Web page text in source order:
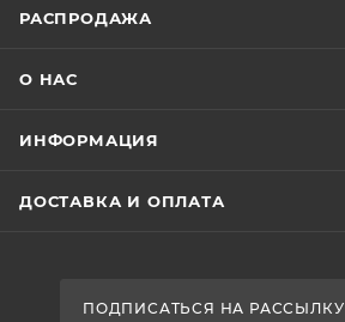
РАСПРОДАЖА
О НАС
ИНФОРМАЦИЯ
ДОСТАВКА И ОПЛАТА
ПОДПИСАТЬСЯ НА РАССЫЛКУ